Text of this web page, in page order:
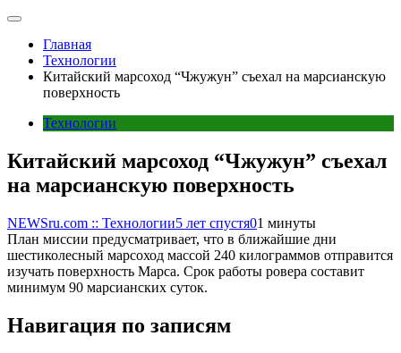
Главная
Технологии
Китайский марсоход “Чжужун” съехал на марсианскую
поверхность
Технологии
Китайский марсоход “Чжужун” съехал
на марсианскую поверхность
NEWSru.com :: Технологии5 лет спустя01 минуты
План миссии предусматривает, что в ближайшие дни
шестиколесный марсоход массой 240 килограммов отправится
изучать поверхность Марса. Срок работы ровера составит
минимум 90 марсианских суток.
Навигация по записям